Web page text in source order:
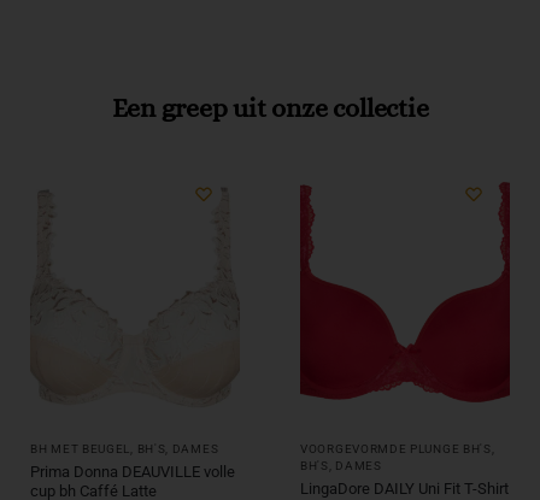
Een greep uit onze collectie
BH MET BEUGEL BH'S DAMES
Prima Donna DEAUVILLE volle
cup bh Caffé Latte
VOORGEVORMDE PLUNGE BH'S
BH'S
DAMES
LingaDore DAILY Uni Fit T-Shirt